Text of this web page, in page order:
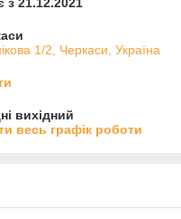
1/2, Черкаси, Україна
вихідний
весь графік роботи